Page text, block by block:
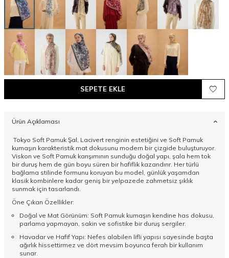
SEPETE EKLE
Ürün Açıklaması
Tokyo Soft Pamuk Şal, Lacivert renginin estetiğini ve Soft Pamuk
kumaşın karakteristik mat dokusunu modern bir çizgide buluşturuyor.
Viskon ve Soft Pamuk karışımının sunduğu doğal yapı, şala hem tok
bir duruş hem de gün boyu süren bir hafiflik kazandırır. Her türlü
bağlama stilinde formunu koruyan bu model, günlük yaşamdan
klasik kombinlere kadar geniş bir yelpazede zahmetsiz şıklık
sunmak için tasarlandı.
Öne Çıkan Özellikler:
Doğal ve Mat Görünüm: Soft Pamuk kumaşın kendine has dokusu,
parlama yapmayan, sakin ve sofistike bir duruş sergiler.
Havadar ve Hafif Yapı: Nefes alabilen lifli yapısı sayesinde başta
ağırlık hissettirmez ve dört mevsim boyunca ferah bir kullanım
sunar.